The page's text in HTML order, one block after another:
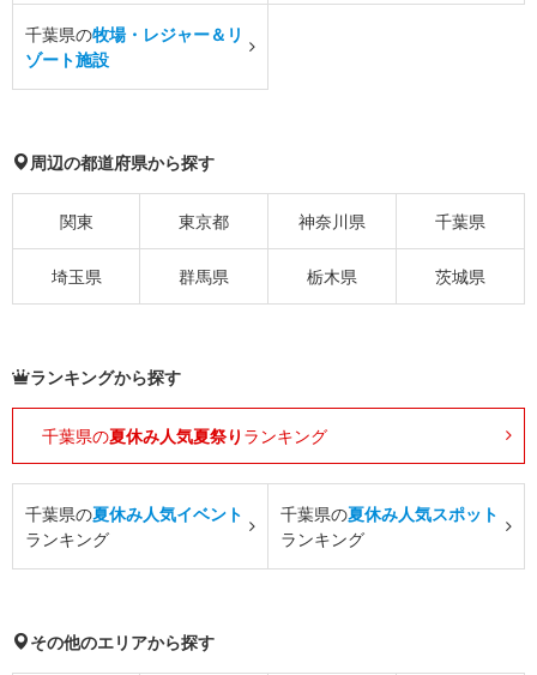
千葉県の牧場・レジャー＆リ
ゾート施設
周辺の都道府県から探す
関東 東京都 神奈川県 千葉県
埼玉県 群馬県 栃木県 茨城県
ランキングから探す
千葉県の夏休み人気夏祭り ランキング
千葉県の夏休み人気イベント
ランキング
千葉県の夏休み人気スポット
ランキング
その他のエリアから探す